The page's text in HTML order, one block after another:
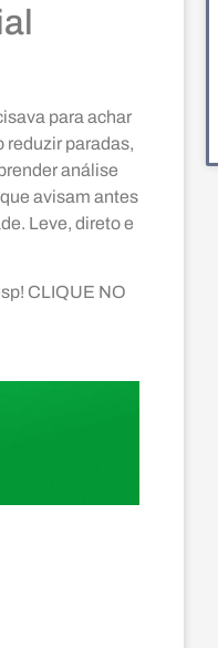
para achar
reduzir paradas,
análise
avisam antes
Leve, direto e
CLIQUE NO